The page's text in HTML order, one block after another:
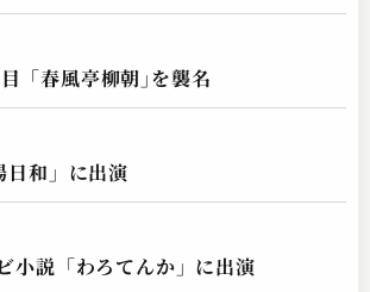
「春風亭柳朝｣を襲名
和」に出演
小説「わろてんか」に出演